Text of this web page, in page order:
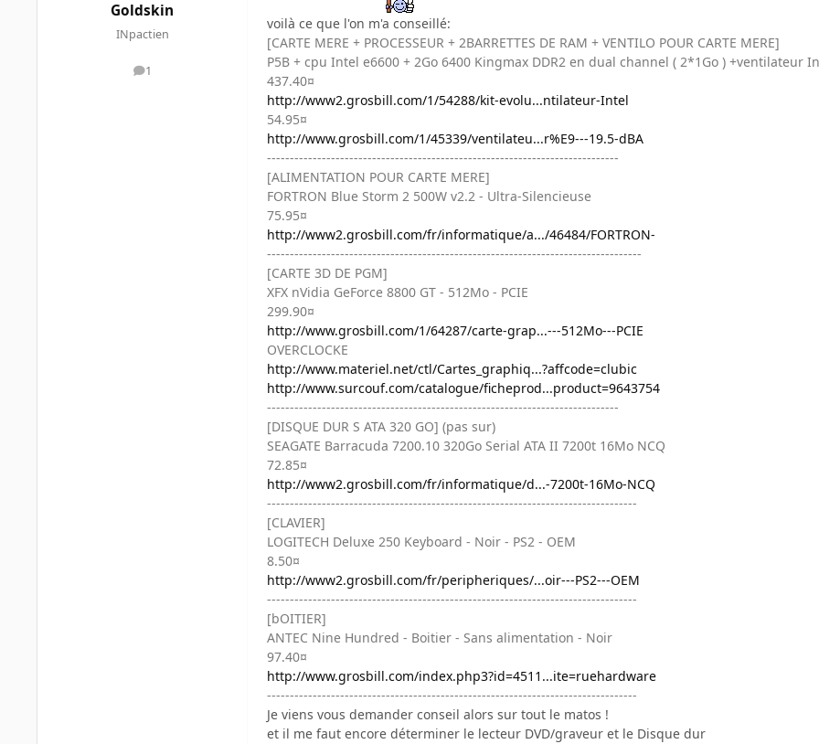
Goldskin
INpactien
1
messages
voilà ce que l'on m'a conseillé:
[CARTE MERE + PROCESSEUR + 2BARRETTES DE RAM + VENTILO POUR CARTE MERE]
P5B + cpu Intel e6600 + 2Go 6400 Kingmax DDR2 en dual channel ( 2*1Go ) +ventilateur
437.40¤
http://www2.grosbill.com/1/54288/kit-evolu...ntilateur-Intel
54.95¤
http://www.grosbill.com/1/45339/ventilateu...r%E9---19.5-dBA
-----------------------------------------------------------------------------
[ALIMENTATION POUR CARTE MERE]
FORTRON Blue Storm 2 500W v2.2 - Ultra-Silencieuse
75.95¤
http://www2.grosbill.com/fr/informatique/a.../46484/FORTRON-
----------------------------------------------------------------------------------
[CARTE 3D DE PGM]
XFX nVidia GeForce 8800 GT - 512Mo - PCIE
299.90¤
http://www.grosbill.com/1/64287/carte-grap...---512Mo---PCIE
OVERCLOCKE
http://www.materiel.net/ctl/Cartes_graphiq...?affcode=clubic
http://www.surcouf.com/catalogue/ficheprod...product=9643754
-----------------------------------------------------------------------------
[DISQUE DUR S ATA 320 GO] (pas sur)
SEAGATE Barracuda 7200.10 320Go Serial ATA II 7200t 16Mo NCQ
72.85¤
http://www2.grosbill.com/fr/informatique/d...-7200t-16Mo-NCQ
---------------------------------------------------------------------------------
[CLAVIER]
LOGITECH Deluxe 250 Keyboard - Noir - PS2 - OEM
8.50¤
http://www2.grosbill.com/fr/peripheriques/...oir---PS2---OEM
---------------------------------------------------------------------------------
[bOITIER]
ANTEC Nine Hundred - Boitier - Sans alimentation - Noir
97.40¤
http://www.grosbill.com/index.php3?id=4511...ite=ruehardware
---------------------------------------------------------------------------------
Je viens vous demander conseil alors sur tout le matos !
et il me faut encore déterminer le lecteur DVD/graveur et le Disque dur